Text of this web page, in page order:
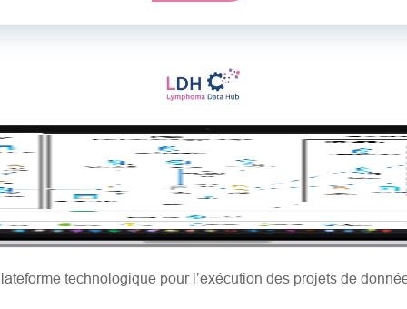
technologique pour l’exécution des projets de